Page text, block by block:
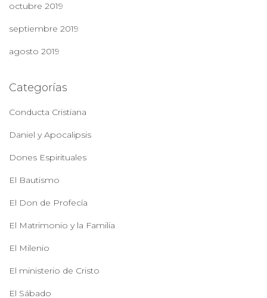
octubre 2019
septiembre 2019
agosto 2019
Categorías
Conducta Cristiana
Daniel y Apocalipsis
Dones Espirituales
El Bautismo
El Don de Profecía
El Matrimonio y la Familia
El Milenio
El ministerio de Cristo
El Sábado